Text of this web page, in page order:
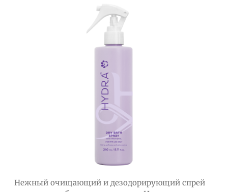
Нежный очищающий и дезодорирующий спрей